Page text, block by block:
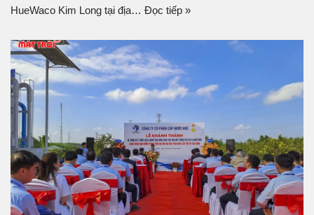
HueWaco Kim Long tại địa… Đọc tiếp »